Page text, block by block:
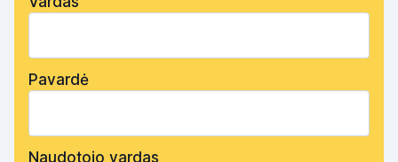
Pavardė
Naudotojo vardas